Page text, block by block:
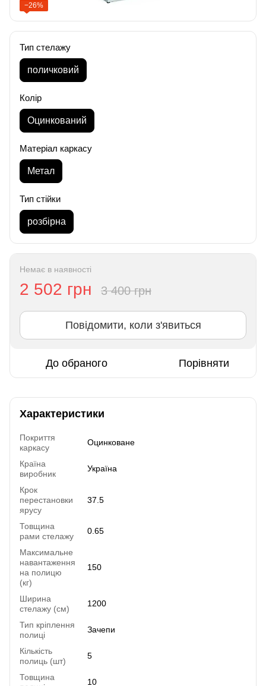
−26%
Тип стелажу
поличковий
Колір
Оцинкований
Матеріал каркасу
Метал
Тип стійки
розбірна
Немає в наявності
2 502 грн 3 400 грн
Повідомити, коли з'явиться
До обраного Порівняти
Характеристики
Покриття
каркасу
Оцинковане
Країна
виробник
Україна
Крок
перестановки
ярусу
37.5
Товщина
рами стелажу
0.65
Максимальне
навантаження
на полицю
(кг)
150
Ширина
стелажу (см)
1200
Тип кріплення
полиці
Зачепи
Кількість
полиць (шт)
5
Товщина
10